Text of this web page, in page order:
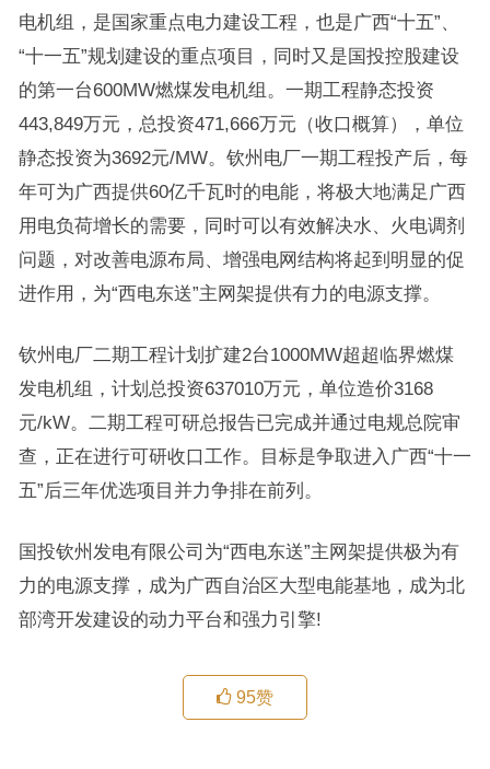
电机组，是国家重点电力建设工程，也是广西“十五”、
“十一五”规划建设的重点项目，同时又是国投控股建设
的第一台600MW燃煤发电机组。一期工程静态投资
443,849万元，总投资471,666万元（收口概算），单位
静态投资为3692元/MW。钦州电厂一期工程投产后，每
年可为广西提供60亿千瓦时的电能，将极大地满足广西
用电负荷增长的需要，同时可以有效解决水、火电调剂
问题，对改善电源布局、增强电网结构将起到明显的促
进作用，为“西电东送”主网架提供有力的电源支撑。
钦州电厂二期工程计划扩建2台1000MW超超临界燃煤
发电机组，计划总投资637010万元，单位造价3168
元/kW。二期工程可研总报告已完成并通过电规总院审
查，正在进行可研收口工作。目标是争取进入广西“十一
五”后三年优选项目并力争排在前列。
国投钦州发电有限公司为“西电东送”主网架提供极为有
力的电源支撑，成为广西自治区大型电能基地，成为北
部湾开发建设的动力平台和强力引擎!
95赞